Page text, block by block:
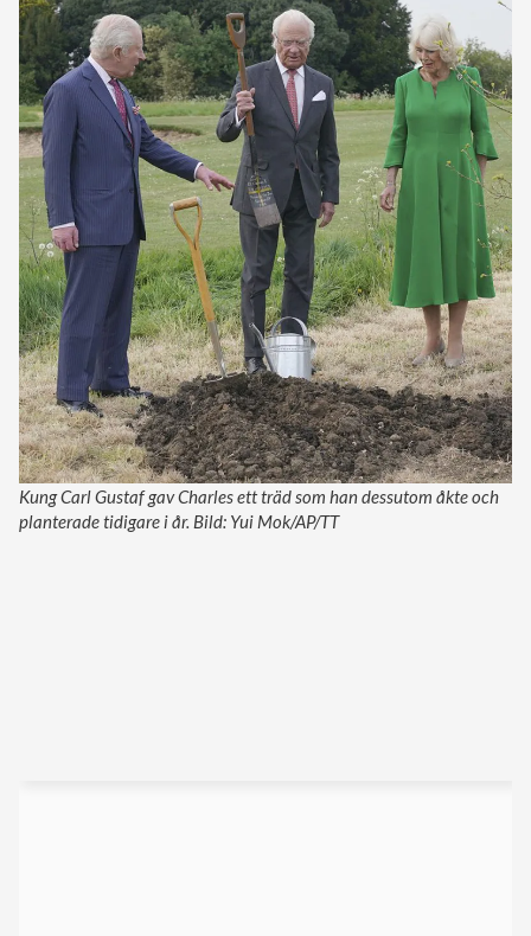
Kung Carl Gustaf gav Charles ett träd som han dessutom åkte och
planterade tidigare i år. Bild: Yui Mok/AP/TT